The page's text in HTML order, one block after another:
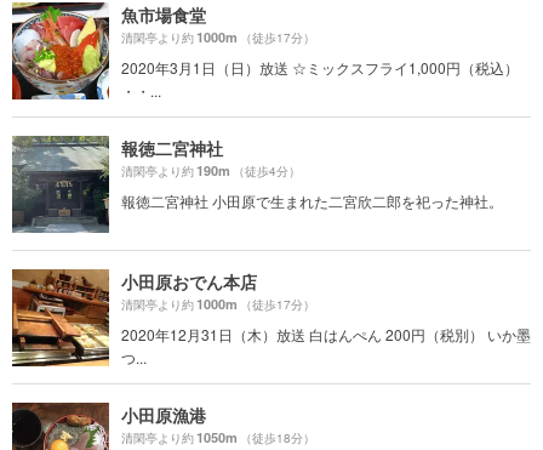
魚市場食堂
清閑亭より約1000m （徒歩17分）
2020年3月1日（日）放送 ☆ミックスフライ1,000円（税込）
・・...
報徳二宮神社
清閑亭より約190m （徒歩4分）
報徳二宮神社 小田原で生まれた二宮欣二郎を祀った神社。
小田原おでん本店
清閑亭より約1000m （徒歩17分）
2020年12月31日（木）放送 白はんぺん 200円（税別） いか墨
つ...
小田原漁港
清閑亭より約1050m （徒歩18分）